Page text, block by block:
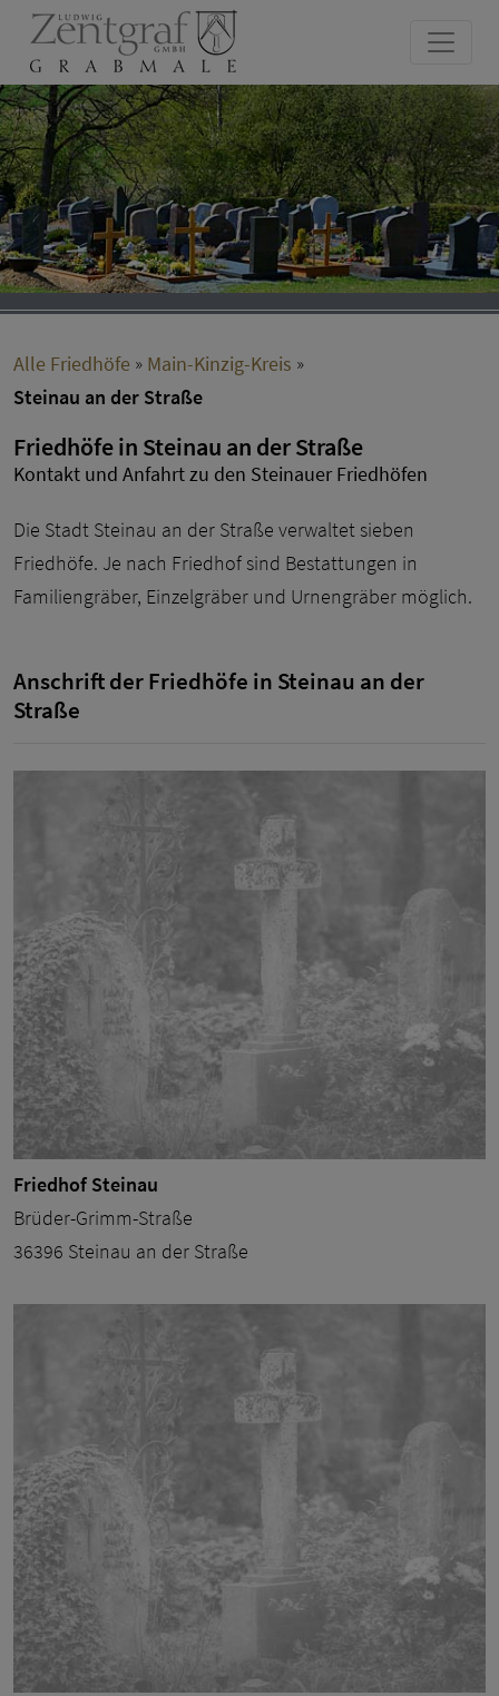
Alle Friedhöfe » Main-Kinzig-Kreis »
Steinau an der Straße
Friedhöfe in Steinau an der Straße
Kontakt und Anfahrt zu den Steinauer Friedhöfen
Die Stadt Steinau an der Straße verwaltet sieben
Friedhöfe. Je nach Friedhof sind Bestattungen in
Familiengräber, Einzelgräber und Urnengräber möglich.
Anschrift der Friedhöfe in Steinau an der
Straße
Friedhof Steinau
Brüder-Grimm-Straße
36396 Steinau an der Straße